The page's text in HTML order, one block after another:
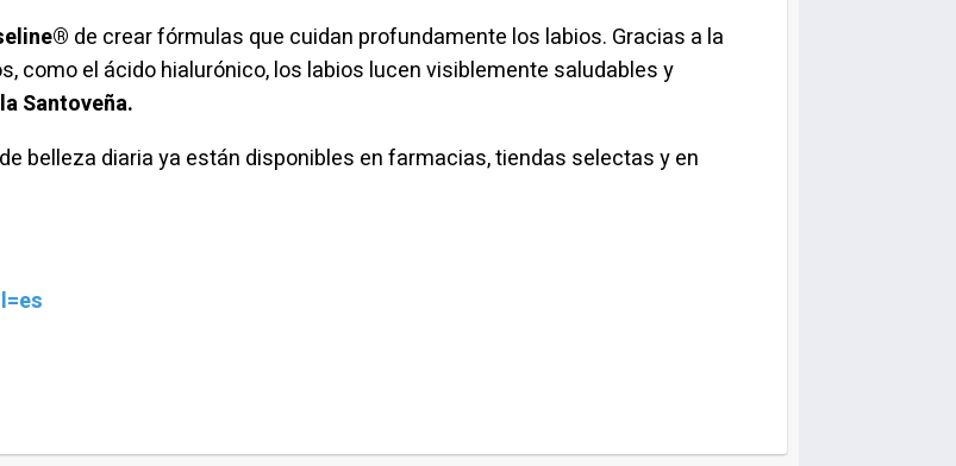
de crear fórmulas que cuidan profundamente los labios. Gracias a la
como el ácido hialurónico, los labios lucen visiblemente saludables y
Santoveña.
belleza diaria ya están disponibles en farmacias, tiendas selectas y en